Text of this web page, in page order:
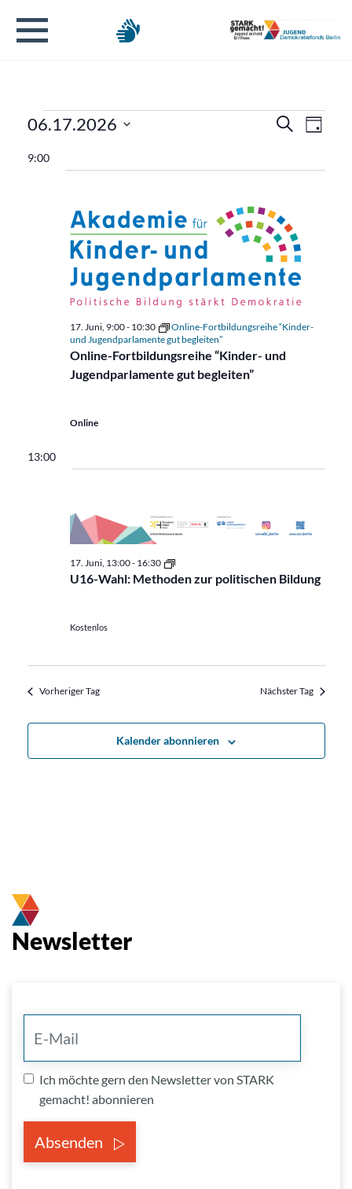
Veranstaltungen
für
Juni
2026
Suche
Tag
06.17.2026
wählen.
9:00
Online-Fortbildungsreihe “Kinder- und
Jugendparlamente gut begleiten”
17. Juni, 9:00- 10:30
Online-Fortbildungsreihe “Kinder-
und Jugendparlamente gut begleiten”
Online
13:00
U16-Wahl: Methoden zur politischen Bildung
17. Juni, 13:00- 16:30
U16-
Wahl:
How
Kostenlos
Vorheriger Tag Nächster Tag
Kalender abonnieren
Newsletter
Ich möchte gern den Newsletter von STARK
gemacht! abonnieren
Absenden